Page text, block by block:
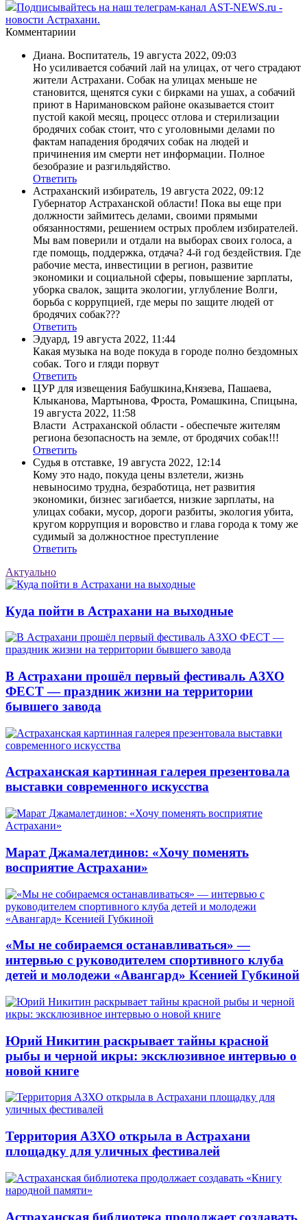
Подписывайтесь на наш телеграм-канал AST-NEWS.ru -
новости Астрахани.
Комментариии
Диана. Воспитатель, 19 августа 2022, 09:03
Но усиливается собачий лай на улицах, от чего страдают
жители Астрахани. Собак на улицах меньше не
становится, щенятся суки с бирками на ушах, а собачий
приют в Наримановском районе оказывается стоит
пустой какой месяц, процесс отлова и стерилизации
бродячих собак стоит, что с уголовными делами по
фактам нападения бродячих собак на людей и
причинения им смерти нет информации. Полное
безобразие и разгильдяйство.
Ответить
Астраханский избиратель, 19 августа 2022, 09:12
Губернатор Астраханской области! Пока вы еще при
должности займитесь делами, своими прямыми
обязанностями, решением острых проблем избирателей.
Мы вам поверили и отдали на выборах своих голоса, а
где помощь, поддержка, отдача? 4-й год бездействия. Где
рабочие места, инвестиции в регион, развитие
экономики и социальной сферы, повышение зарплаты,
уборка свалок, защита экологии, углубление Волги,
борьба с коррупцией, где меры по защите людей от
бродячих собак???
Ответить
Эдуард, 19 августа 2022, 11:44
Какая музыка на воде покуда в городе полно бездомных
собак. Того и гляди порвут
Ответить
ЦУР для извещения Бабушкина,Князева, Пашаева,
Клыканова, Мартынова, Фроста, Ромашкина, Спицына,
19 августа 2022, 11:58
Власти Астраханской области - обеспечьте жителям
региона безопасность на земле, от бродячих собак!!!
Ответить
Судья в отставке, 19 августа 2022, 12:14
Кому это надо, покуда цены взлетели, жизнь
невыносимо трудна, безработица, нет развития
экономики, бизнес загибается, низкие зарплаты, на
улицах собаки, мусор, дороги разбиты, экология убита,
кругом коррупция и воровство и глава города к тому же
судимый за должностное преступление
Ответить
Актуально
Куда пойти в Астрахани на выходные
В Астрахани прошёл первый фестиваль АЗХО
ФЕСТ — праздник жизни на территории
бывшего завода
Астраханская картинная галерея презентовала
выставки современного искусства
Марат Джамалетдинов: «Хочу поменять
восприятие Астрахани»
«Мы не собираемся останавливаться» —
интервью с руководителем спортивного клуба
детей и молодежи «Авангард» Ксенией Губкиной
Юрий Никитин раскрывает тайны красной
рыбы и черной икры: эксклюзивное интервью о
новой книге
Территория АЗХО открыла в Астрахани
площадку для уличных фестивалей
Астраханская библиотека продолжает создавать